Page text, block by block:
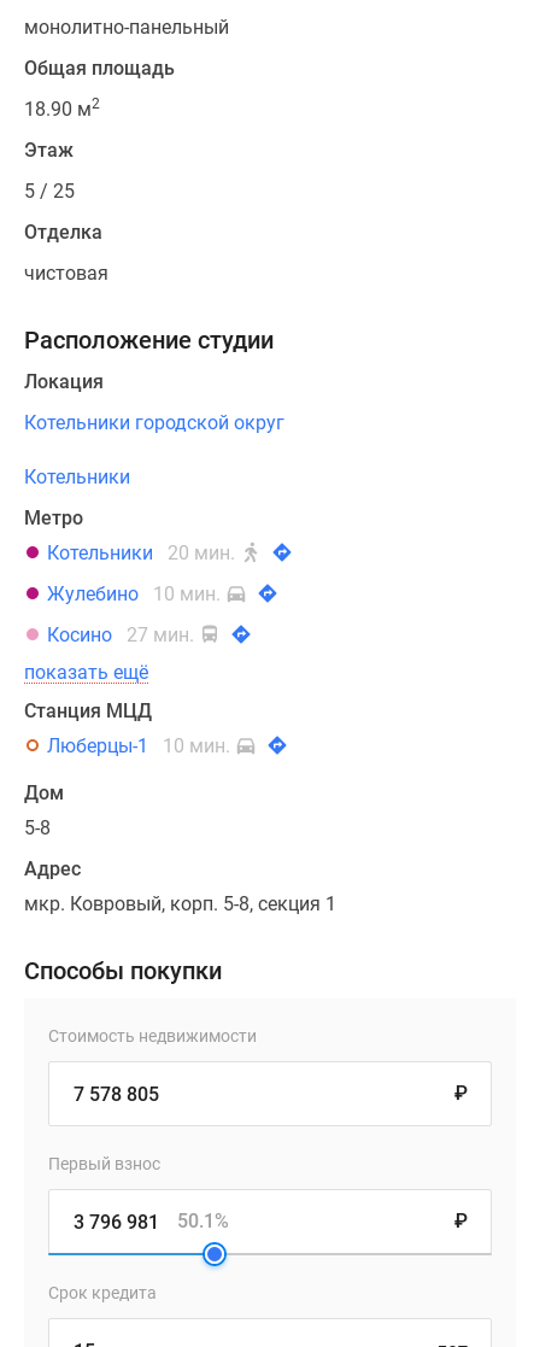
монолитно-панельный
Общая площадь
18.90 м2
Этаж
5 / 25
Отделка
чистовая
Расположение студии
Локация
Котельники городской округ
Котельники
Метро
Котельники
20 мин.
Жулебино
10 мин.
Косино
27 мин.
показать ещё
Станция МЦД
Люберцы-1
10 мин.
Дом
5-8
Адрес
мкр. Ковровый, корп. 5-8, секция 1
Способы покупки
Стоимость недвижимости
₽
Первый взнос
₽
50.1%
Срок кредита